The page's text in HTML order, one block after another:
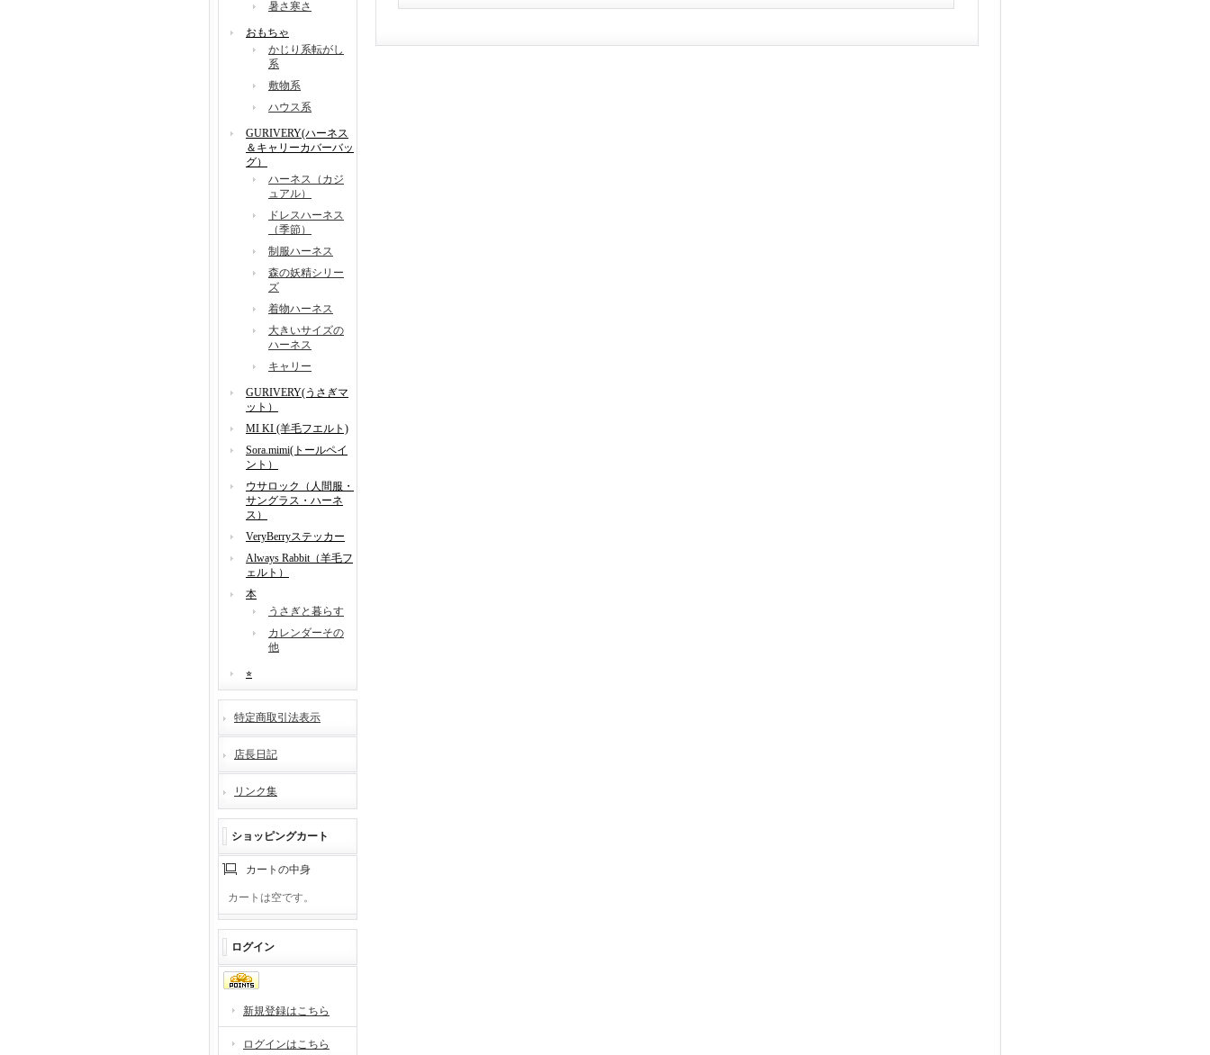
暑さ寒さ
おもちゃ
かじり系転がし
系
敷物系
ハウス系
GURIVERY(ハーネス
＆キャリーカバーバッ
グ）
ハーネス（カジ
ュアル）
ドレスハーネス
（季節）
制服ハーネス
森の妖精シリー
ズ
着物ハーネス
大きいサイズの
ハーネス
キャリー
GURIVERY(うさぎマ
ット）
MI KI (羊毛フエルト)
Sora.mimi(トールペイ
ント）
ウサロック（人間服・
サングラス・ハーネ
ス）
VeryBerryステッカー
Always Rabbit（羊毛フ
ェルト）
本
うさぎと暮らす
カレンダーその
他
⭐︎
特定商取引法表示
店長日記
リンク集
ショッピングカート
カートの中身
カートは空です。
ログイン
新規登録はこちら
ログインはこちら